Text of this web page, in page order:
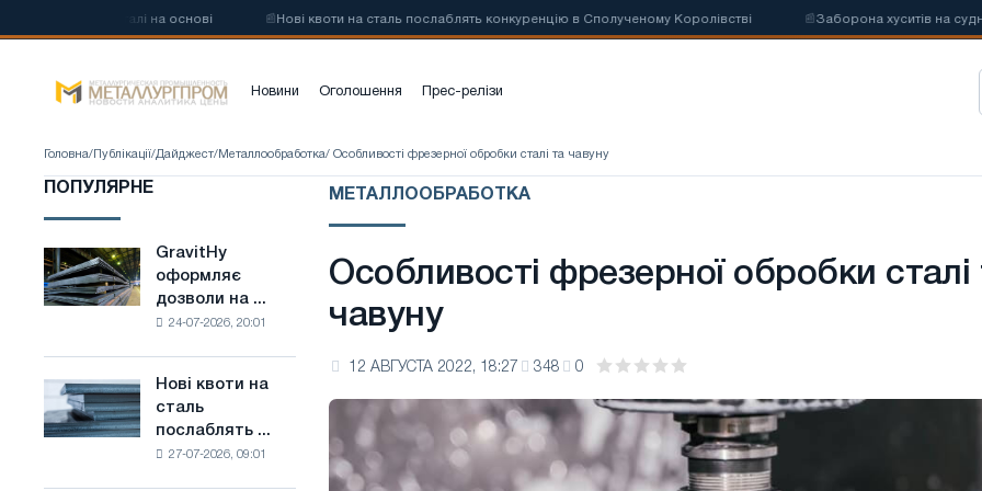
сталі на основі Нові квоти на сталь послаблять конкуренцію в Сполученому Королівстві Заборона хуситів на
Новини Оголошення Прес-релізи
Головна/ Публікації/Дайджест/ Металлообработка/ Особливості фрезерної обробки сталі та чавуну
ПОПУЛЯРНЕ
GravitHy
оформляє
дозволи
виробництва
GravitHy
оформляє
дозволи на ...
24-07-2026, 20:01
Нові
квоти
на
Нові квоти на
сталь
послаблять ...
27-07-2026, 09:01
МЕТАЛЛООБРАБОТКА
Особливості фрезерної обробки сталі
чавуну
12 АВГУСТА 2022, 18:27 348 0